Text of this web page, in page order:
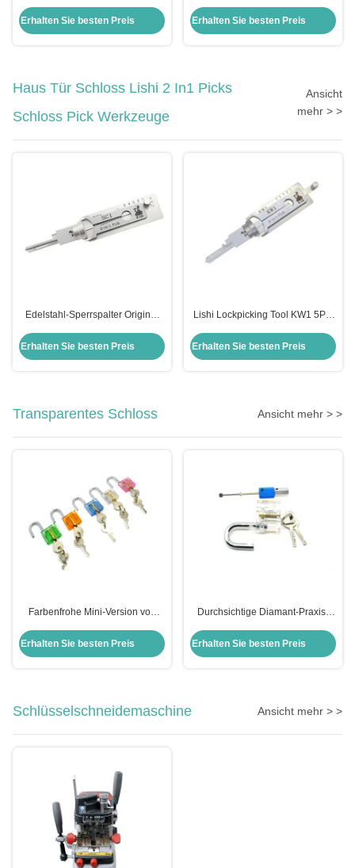
Zündverschluss Set Honda Civic
Verschluss Set für Honda Auto
Erhalten Sie besten Preis
Opel Ersatz
Erhalten Sie besten Preis
Haus Tür Schloss Lishi 2 In1 Picks
Schloss Pick Werkzeuge
Ansicht
mehr > >
Edelstahl-Sperrspalter Original
Erhalten Sie besten Preis
Lishi Lockpicking Tool KW1 5Pin
Decoder Tool
Erhalten Sie besten Preis
Transparentes Schloss Ansicht mehr > >
Farbenfrohe Mini-Version von
Set 5pcs
Erhalten Sie besten Preis
Durchsichtige Diamant-Praxis-
Kombination von Ausrüstung
Erhalten Sie besten Preis
Schlüsselschneidemaschine Ansicht mehr > >